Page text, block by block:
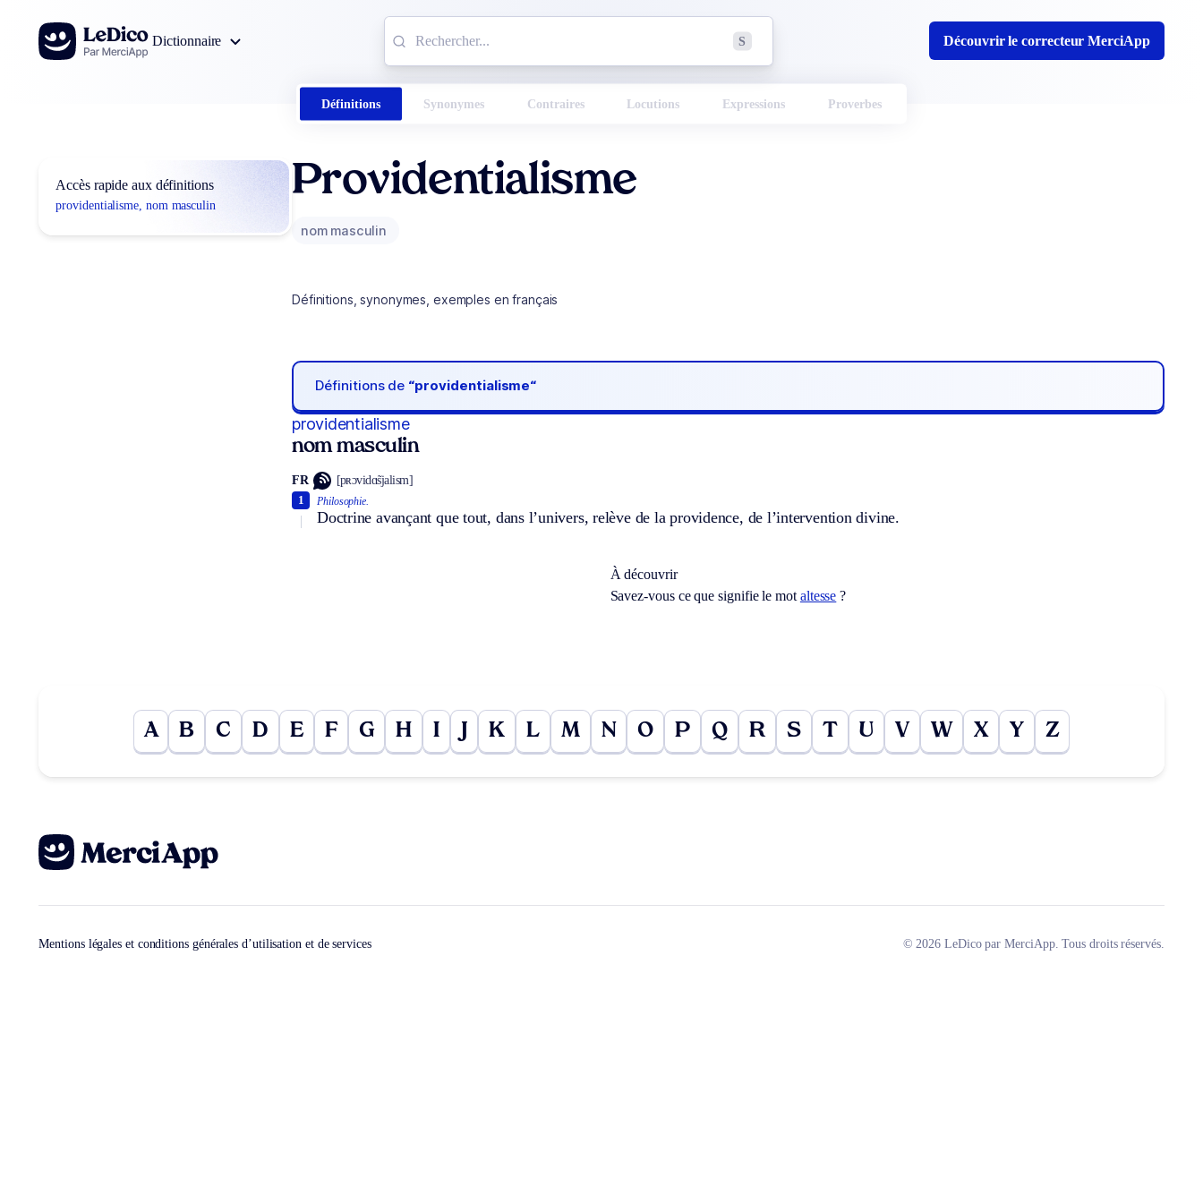
Aller au contenu
Dictionnaire
S Découvrir le correcteur MerciApp
Définitions Synonymes Contraires Locutions Expressions Proverbes
Accès rapide aux définitions
providentialisme, nom masculin
Providentialisme
nom masculin
Définitions, synonymes, exemples en français
Définitions de “providentialisme“
providentialisme
nom masculin
FR [pʀɔvidɑ̃sjalism]
Philosophie.
Doctrine avançant que tout, dans l’univers, relève de la providence, de l’intervention divine.
1
À découvrir
Savez-vous ce que signifie le mot altesse ?
A B C D E F G H I K L M N O P Q R S T U V W X Y Z
Mentions légales et conditions générales d’utilisation et de services © 2026 LeDico par MerciApp. Tous droits réservés.